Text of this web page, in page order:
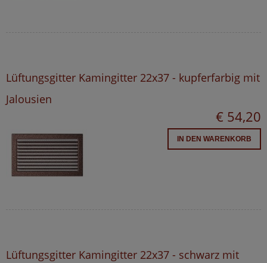
Lüftungsgitter Kamingitter 22x37 - kupferfarbig mit
Jalousien
€ 54,20
IN DEN WARENKORB
Lüftungsgitter Kamingitter 22x37 - schwarz mit